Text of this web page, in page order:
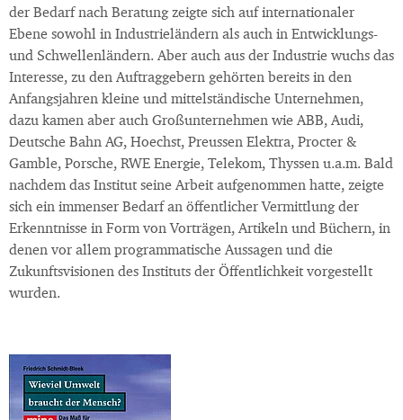
der Bedarf nach Beratung zeigte sich auf internationaler
Ebene sowohl in Industrieländern als auch in Entwicklungs-
und Schwellenländern. Aber auch aus der Industrie wuchs das
Interesse, zu den Auftraggebern gehörten bereits in den
Anfangsjahren kleine und mittelständische Unternehmen,
dazu kamen aber auch Großunternehmen wie ABB, Audi,
Deutsche Bahn AG, Hoechst, Preussen Elektra, Procter &
Gamble, Porsche, RWE Energie, Telekom, Thyssen u.a.m. Bald
nachdem das Institut seine Arbeit aufgenommen hatte, zeigte
sich ein immenser Bedarf an öffentlicher Vermittlung der
Erkenntnisse in Form von Vorträgen, Artikeln und Büchern, in
denen vor allem programmatische Aussagen und die
Zukunftsvisionen des Instituts der Öffentlichkeit vorgestellt
wurden.